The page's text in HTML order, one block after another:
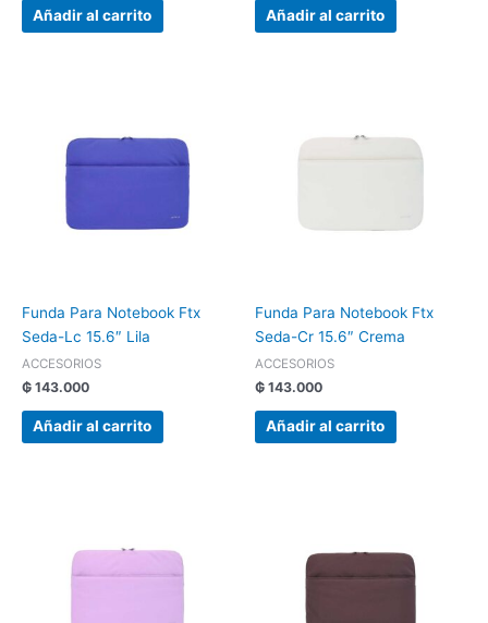
Añadir al carrito Añadir al carrito
Funda Para Notebook Ftx
Seda-Lc 15.6″ Lila
ACCESORIOS
₲ 143.000
Añadir al carrito
Funda Para Notebook Ftx
Seda-Cr 15.6″ Crema
ACCESORIOS
₲ 143.000
Añadir al carrito